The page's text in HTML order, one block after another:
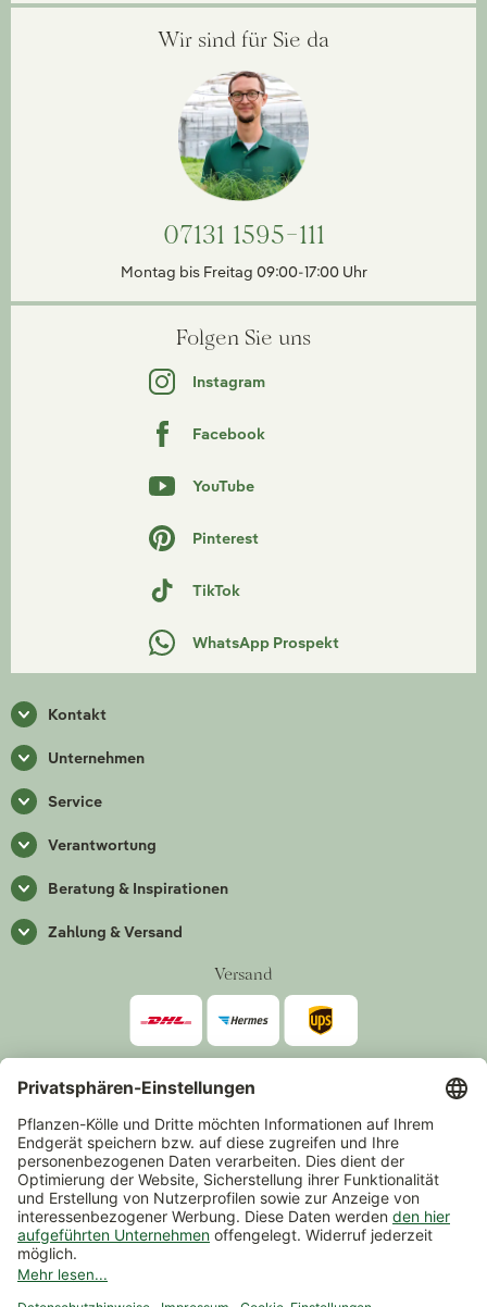
Wir sind für Sie da
07131 1595-111
Montag bis Freitag 09:00-17:00 Uhr
Folgen Sie uns
Instagram
Facebook
YouTube
Pinterest
TikTok
WhatsApp Prospekt
Kontakt
Unternehmen
Service
Verantwortung
Beratung & Inspirationen
Zahlung & Versand
Versand
Zahlarten
*Alle Preise inkl. gesetzlicher Mehrwertsteuer zzgl.Versand
Mindestbestellwert 14,90 €, ausgenommen sind Gutscheine und
Events.